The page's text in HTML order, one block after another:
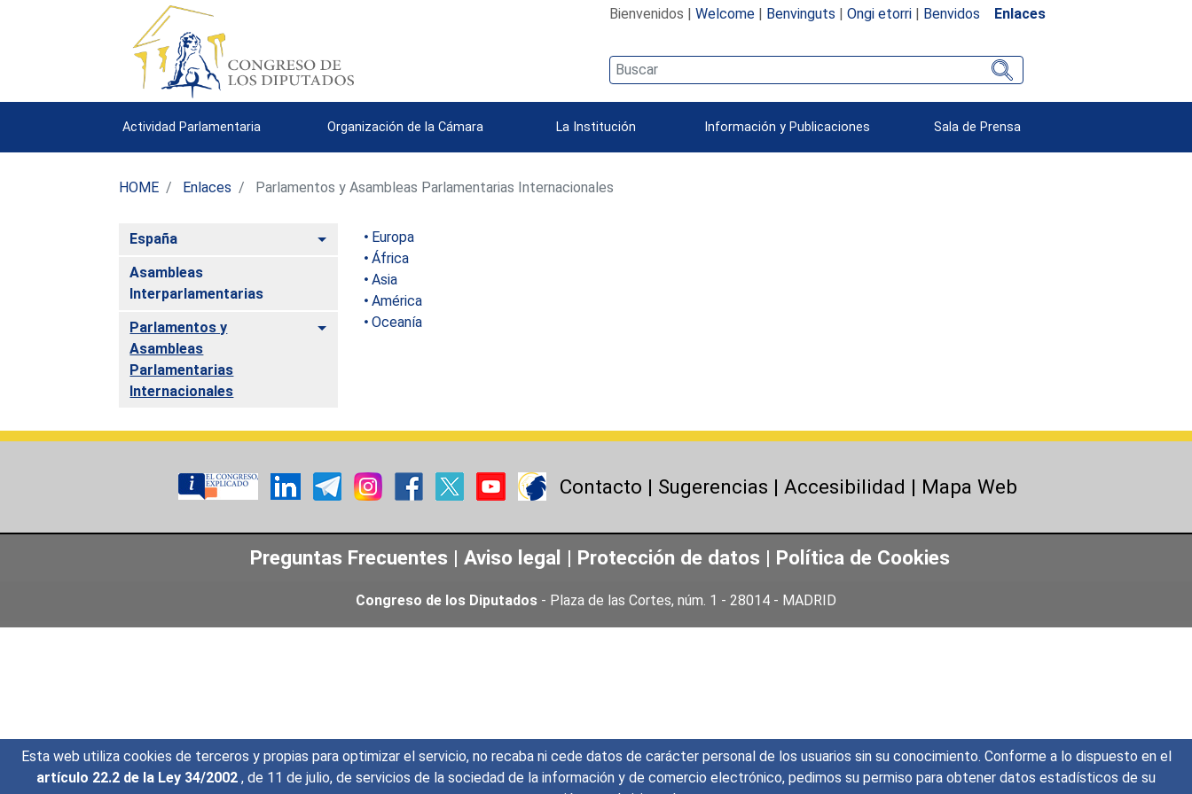
Esta web utiliza cookies de terceros y propias para optimizar el servicio, no recaba ni cede datos de carácter personal de los usuarios sin su conocimiento. Conforme a lo dispuesto en el
artículo 22.2 de la Ley 34/2002 , de 11 de julio, de servicios de la sociedad de la información y de comercio electrónico, pedimos su permiso para obtener datos estadísticos de su
Bienvenidos | Welcome| Benvinguts | Ongi etorri| Benvidos Enlaces
Actividad Parlamentaria Organización de la Cámara La Institución Información y Publicaciones Sala de Prensa
HOME Enlaces Parlamentos y Asambleas Parlamentarias Internacionales
España Alternar
Asambleas
Interparlamentarias
Parlamentos y
Asambleas
Parlamentarias
Internacionales
Alternar
Europa
África
Asia
América
Oceanía
Contacto | Sugerencias | Accesibilidad | Mapa Web
Preguntas Frecuentes | Aviso legal | Protección de datos | Política de Cookies
Congreso de los Diputados- Plaza de las Cortes, núm. 1 - 28014 - MADRID